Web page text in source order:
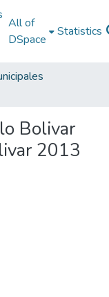
All of
DSpace
Statistics
Bolivar
2013